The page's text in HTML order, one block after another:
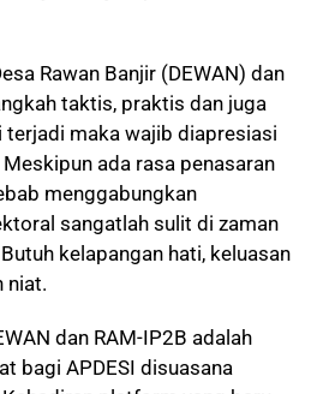
Rawan Banjir (DEWAN) dan
taktis, praktis dan juga
terjadi maka wajib diapresiasi
ada rasa penasaran
menggabungkan
sangatlah sulit di zaman
kelapangan hati, keluasan
niat.
dan RAM-IP2B adalah
bagi APDESI disuasana